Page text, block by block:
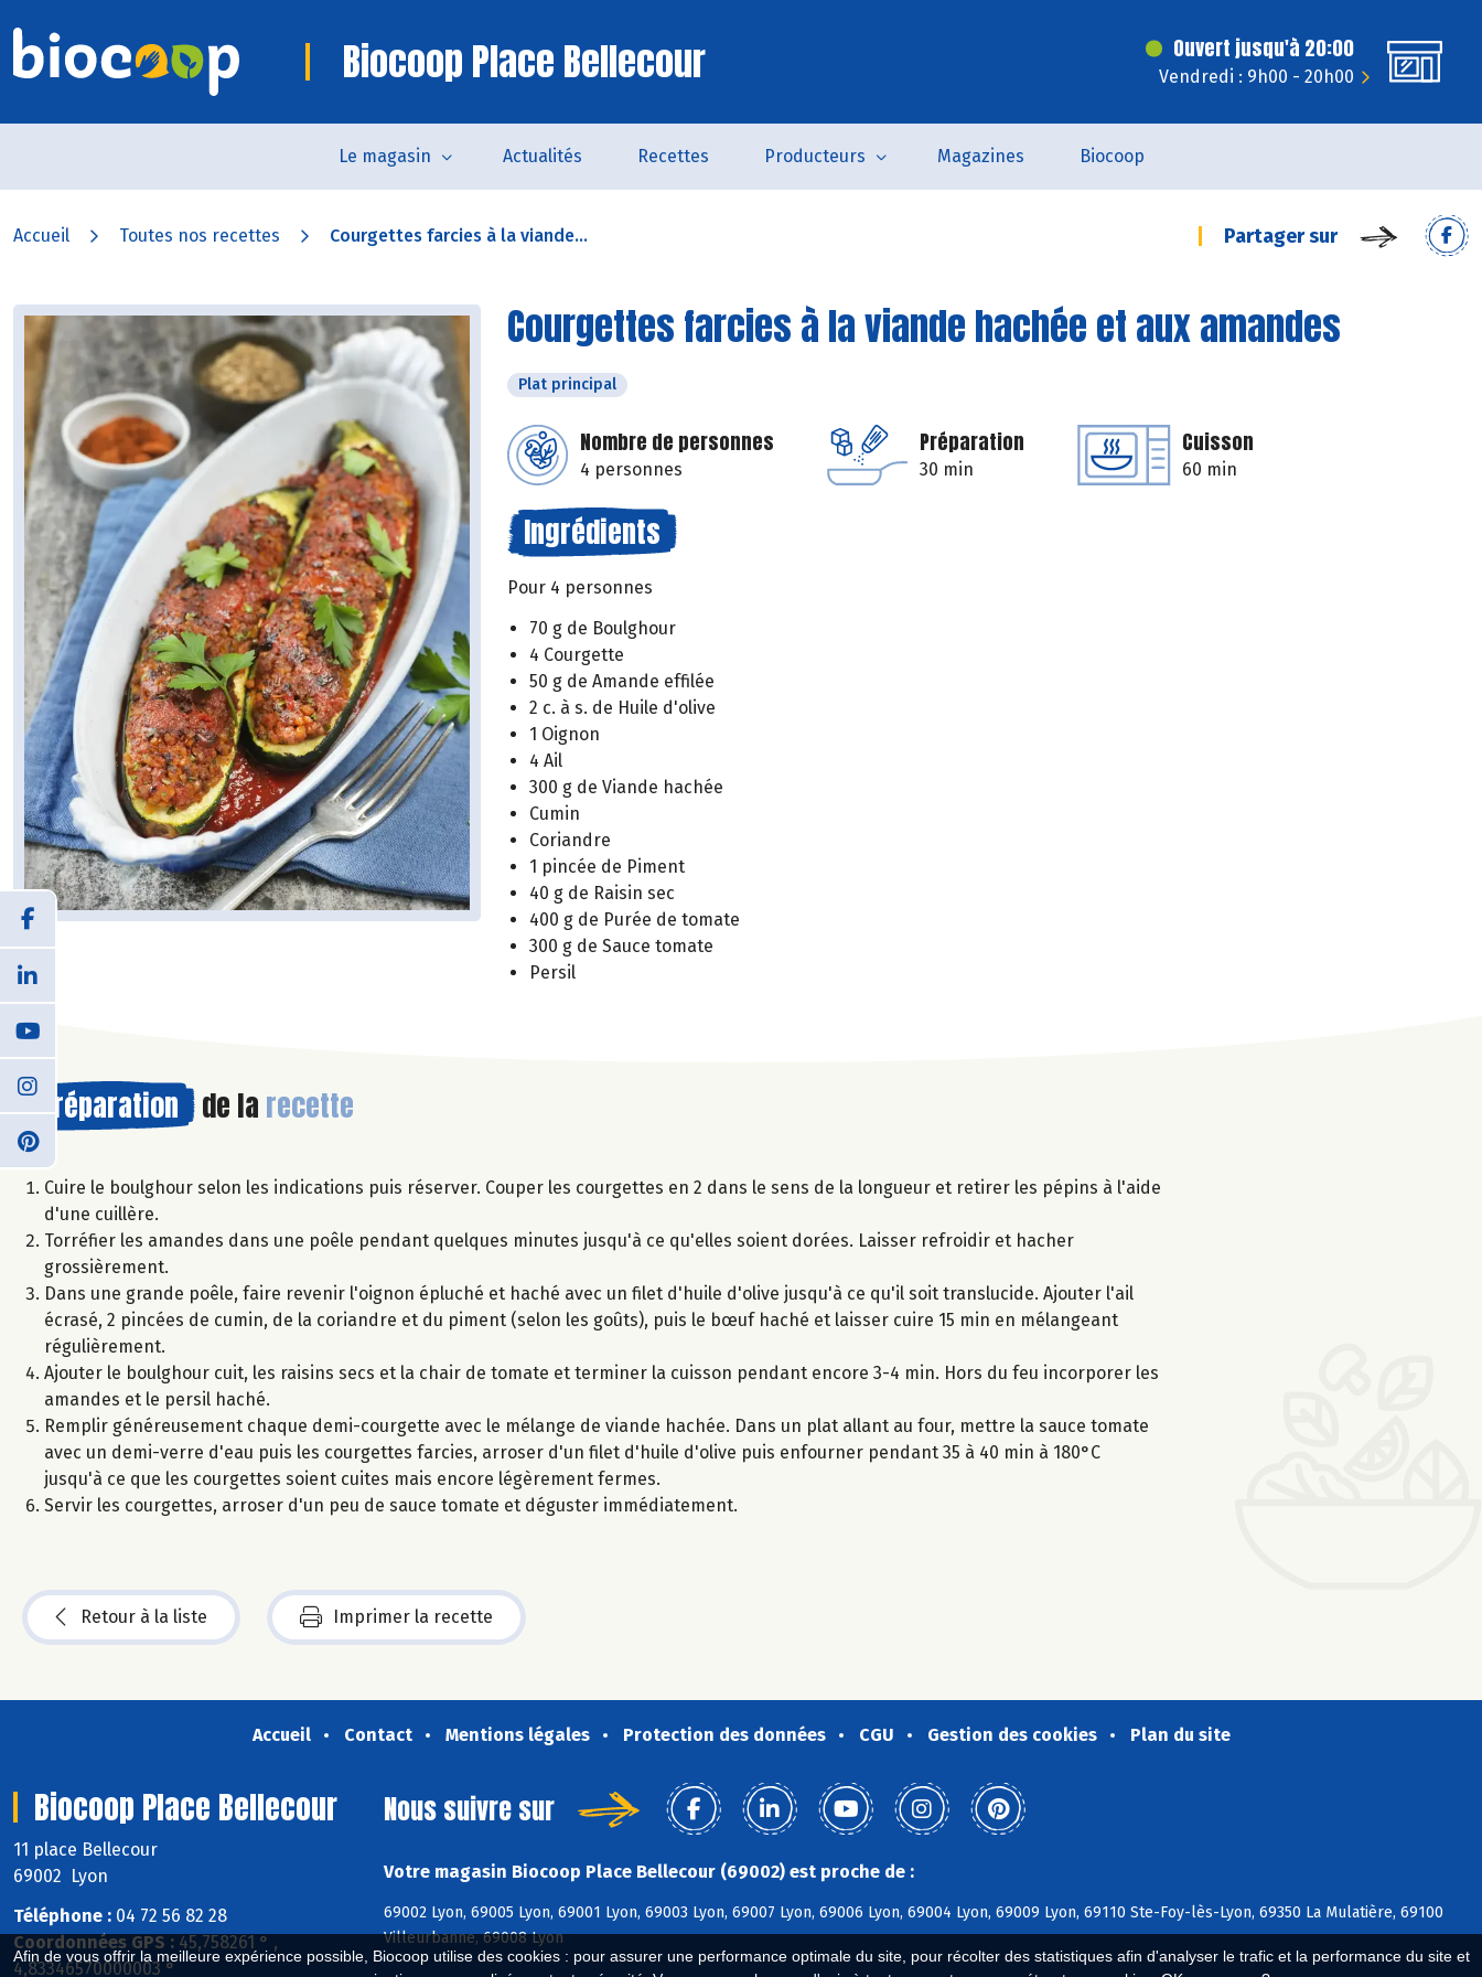
Afin de vous offrir la meilleure expérience possible, Biocoop utilise des cookies : pour assurer une performance optimale du site, pour récolter des statistiques afin d'analyser le trafic et la performance du site et
Biocoop Place Bellecour Ouvert jusqu'à 20:00
Vendredi : 9h00 - 20h00
Le magasin Actualités Recettes Producteurs Magazines Biocoop
Accueil Toutes nos recettes Courgettes farcies à la viande... Partager sur
Courgettes farcies à la viande hachée et aux amandes
Plat principal
Nombre de personnes
4 personnes
Préparation
30 min
Cuisson
60 min
Ingrédients
Pour 4 personnes
70 g de Boulghour
4 Courgette
50 g de Amande effilée
2 c. à s. de Huile d'olive
1 Oignon
4 Ail
300 g de Viande hachée
Cumin
Coriandre
1 pincée de Piment
40 g de Raisin sec
400 g de Purée de tomate
300 g de Sauce tomate
Persil
Préparation de la recette
Cuire le boulghour selon les indications puis réserver. Couper les courgettes en 2 dans le sens de la longueur et retirer les pépins à l'aide
d'une cuillère.
Torréfier les amandes dans une poêle pendant quelques minutes jusqu'à ce qu'elles soient dorées. Laisser refroidir et hacher
grossièrement.
Dans une grande poêle, faire revenir l'oignon épluché et haché avec un filet d'huile d'olive jusqu'à ce qu'il soit translucide. Ajouter l'ail
écrasé, 2 pincées de cumin, de la coriandre et du piment (selon les goûts), puis le bœuf haché et laisser cuire 15 min en mélangeant
régulièrement.
Ajouter le boulghour cuit, les raisins secs et la chair de tomate et terminer la cuisson pendant encore 3-4 min. Hors du feu incorporer les
amandes et le persil haché.
Remplir généreusement chaque demi-courgette avec le mélange de viande hachée. Dans un plat allant au four, mettre la sauce tomate
avec un demi-verre d'eau puis les courgettes farcies, arroser d'un filet d'huile d'olive puis enfourner pendant 35 à 40 min à 180°C
jusqu'à ce que les courgettes soient cuites mais encore légèrement fermes.
Servir les courgettes, arroser d'un peu de sauce tomate et déguster immédiatement.
Retour à la liste Imprimer la recette
Accueil Contact Mentions légales Protection des données CGU Gestion des cookies Plan du site
Biocoop Place Bellecour
11 place Bellecour
69002 Lyon
Téléphone : 04 72 56 82 28
Coordonnées GPS : 45,758261 ° ,
4,83346570000003 °
Nous suivre sur
Votre magasin Biocoop Place Bellecour (69002) est proche de :
69002 Lyon, 69005 Lyon, 69001 Lyon, 69003 Lyon, 69007 Lyon, 69006 Lyon, 69004 Lyon, 69009 Lyon, 69110 Ste-Foy-lès-Lyon, 69350 La Mulatière, 69100
Villeurbanne, 69008 Lyon